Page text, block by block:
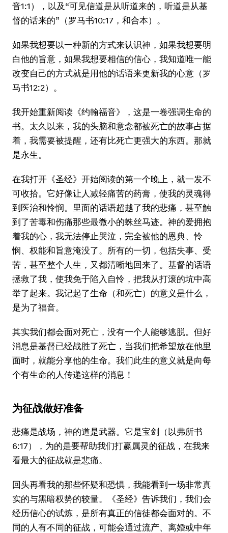
音1:1），以及“可见信道是从听道来的，听道是从基
督的话来的”（罗马书10:17，和合本）。
如果我想要以一种新的方式来认识神，如果我想要明
白他的旨意，如果我想要相信的信心，我知道唯一能
改变自己的方式就是用他的话语来更新我的心意（罗
马书12:2）。
我开始重新阅读《约翰福音》，这是一卷强调生命的
书。太久以来，我的头脑和意念都被死亡的故事占据
着，我需要被提醒，还有比死亡更强大的东西。那就
是永生。
在我打开《圣经》开始阅读的第一个晚上，就一发不
可收拾。它好像让人减轻痛苦的药膏，使我的灵魂得
到医治和怜悯。里面的话语超越了我的悲痛，甚至触
到了苦毒和伤痛那些最微小的蛛丝马迹。神的爱拥抱
着我的心，我无法停止哭泣，完全被他的恩典、怜
悯、权能和旨意淹没了。所有的一切，包括失事、受
苦，甚至整个人生，又都清晰地回来了。基督的话语
拯救了我，使我免于陷入自怜，把我从打滚的坑中高
举了起来。我记起了生命（和死亡）的意义是什么，
是为了福音。
其实我们都会面对死亡，没有一个人能够逃脱。但好
消息是基督已经战胜了死亡，当我们把希望放在他里
面时，就能分享他的生命。我们此生的意义就是向每
个有生命的人传递这样的消息！
为征战做好准备
悲痛是战场，神的道是武器。它是宝剑（以弗所书
6:17），为的是要帮助我们打赢属灵的征战，在我来
看最大的征战就是悲痛。
回头再看我的那些怀疑和恐惧，我能看到一场非常真
实的与黑暗权势的较量。《圣经》告诉我们，我们会
经历信心的试炼，是所有真正的信徒都会面对的。不
同的人有不同的征战，可能会通过流产、离婚或中年